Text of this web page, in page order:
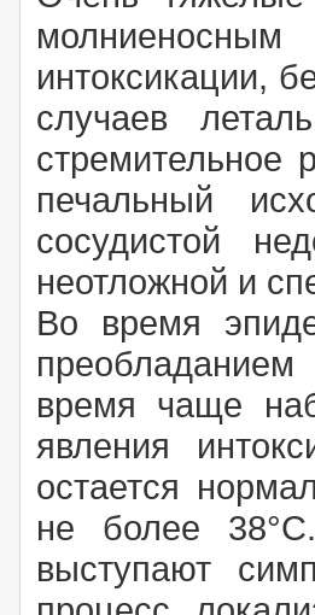
интоксикации,
случаев
стремительное
печальный
сосудистой
неотложной и
Во время
время чаще
явления
остается
не более
выступают